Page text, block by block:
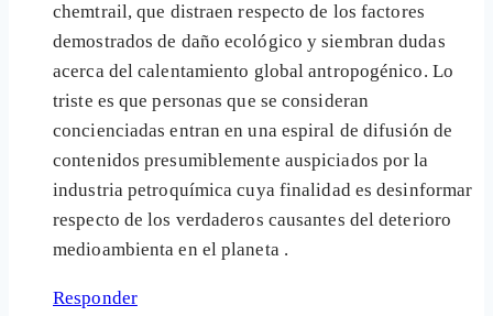
chemtrail, que distraen respecto de los factores
demostrados de daño ecológico y siembran dudas
acerca del calentamiento global antropogénico. Lo
triste es que personas que se consideran
concienciadas entran en una espiral de difusión de
contenidos presumiblemente auspiciados por la
industria petroquímica cuya finalidad es desinformar
respecto de los verdaderos causantes del deterioro
medioambienta en el planeta .
Responder